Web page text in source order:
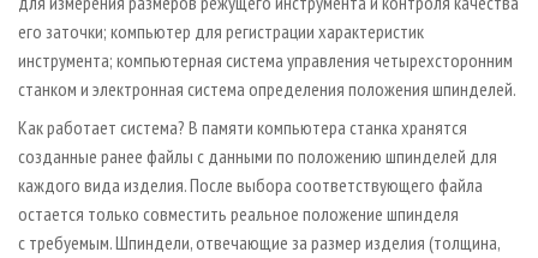
его заточки; компьютер для регистрации характеристик
инструмента; компьютерная система управления четырехсторонним
станком и электронная система определения положения шпинделей.
Как работает система? В памяти компьютера станка хранятся
созданные ранее файлы с данными по положению шпинделей для
каждого вида изделия. После выбора соответствующего файла
остается только совместить реальное положение шпинделя
с требуемым. Шпиндели, отвечающие за размер изделия (толщина,